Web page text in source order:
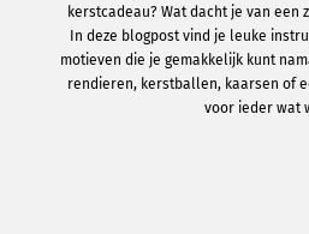
kerstcadeau? Wat dacht je van een
In deze blogpost vind je leuke
motieven die je gemakkelijk kunt
rendieren, kerstballen, kaarsen of
voor ieder wat